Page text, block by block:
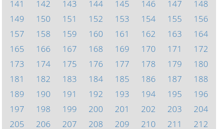
141
142 143 144 145 146 147
148
149
150 151 152 153 154 155
156
157
158 159 160 161 162 163
164
165
166 167 168 169 170 171
172
173
174 175 176 177 178 179
180
181
182 183 184 185 186 187
188
189
190 191 192 193 194 195
196
197
198 199 200 201 202 203
204
205
206 207 208 209 210 211 212